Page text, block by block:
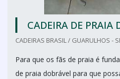
CADEIRA DE PRAIA
CADEIRAS BRASIL / GUARULHOS -
Para que os fãs de praia é
de praia dobrável para que